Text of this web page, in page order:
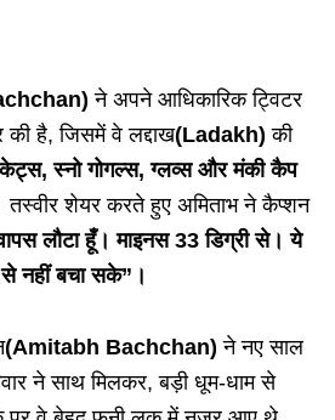
ने अपने आधिकारिक ट्विटर
है, जिसमें वे लद्दाख(Ladakh) की
स्नो गोगल्स, ग्लव्स और मंकी कैप
शेयर करते हुए अमिताभ ने कैप्शन
लौटा हूँ। माइनस 33 डिग्री से। ये
से नहीं बचा सके”।
(Amitabh Bachchan) ने नए साल
ने साथ मिलकर, बड़ी धूम-धाम से